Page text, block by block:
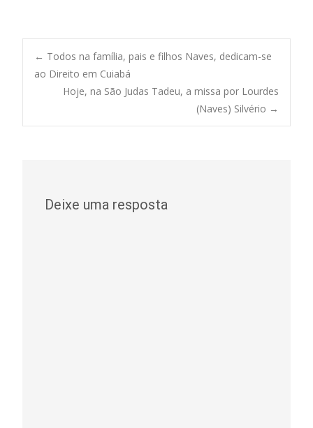
Post
navigation
← Todos na família, pais e filhos Naves, dedicam-se
ao Direito em Cuiabá
Hoje, na São Judas Tadeu, a missa por Lourdes
(Naves) Silvério →
Deixe uma resposta